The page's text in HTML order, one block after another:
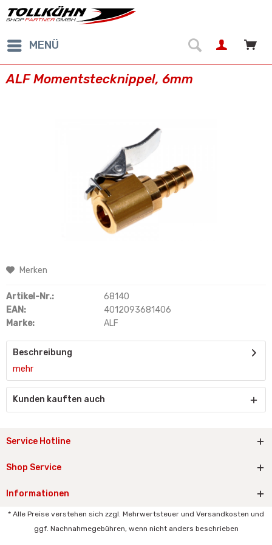
MENÜ
ALF Momentstecknippel, 6mm
Merken
Artikel-Nr.:
68140
EAN:
4012093681406
Marke:
ALF
Beschreibung
mehr
Kunden kauften auch
Service Hotline
Shop Service
Informationen
* Alle Preise verstehen sich zzgl. Mehrwertsteuer und Versandkosten und
ggf. Nachnahmegebühren, wenn nicht anders beschrieben